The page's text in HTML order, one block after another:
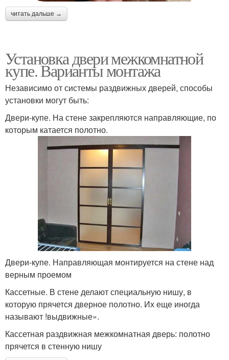
читать дальше →
Установка двери межкомнатной
купе. Варианты монтажа
Независимо от системы раздвижных дверей, способы
установки могут быть:
Двери-купе. На стене закрепляются направляющие, по
которым катается полотно.
Двери-купе. Направляющая монтируется на стене над
верным проемом
Кассетные. В стене делают специальную нишу, в
которую прячется дверное полотно. Их еще иногда
называют !выдвижные».
Кассетная раздвижная межкомнатная дверь: полотно
прячется в стенную нишу